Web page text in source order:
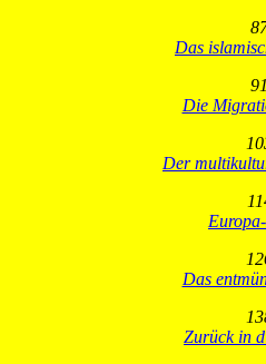
Das
91
Die
Der
Das
Zurück in